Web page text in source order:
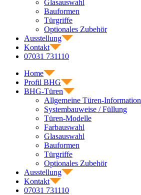
Glasauswahl
Bauformen
Türgriffe
Optionales Zubehör
Ausstellung
Kontakt
07031 731110
Home
Profil BHG
BHG-Türen
Allgemeine Türen-Information
Systembauweise / Füllung
Türen-Modelle
Farbauswahl
Glasauswahl
Bauformen
Türgriffe
Optionales Zubehör
Ausstellung
Kontakt
07031 731110